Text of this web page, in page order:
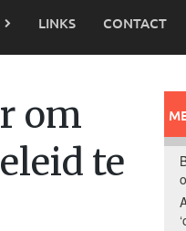
LINKS CONTACT
om
te